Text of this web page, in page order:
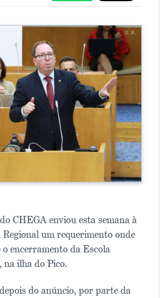
CHEGA enviou esta semana à
um requerimento onde
o encerramento da Escola
ilha do Pico.
do anúncio, por parte da